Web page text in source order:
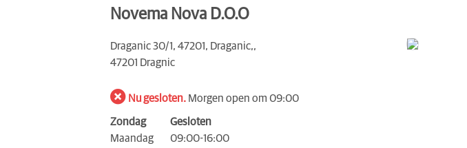
Novema Nova D.O.O
Draganic 30/1, 47201, Draganic,,
47201 Dragnic
Nu gesloten. Morgen open om 09:00
Zondag
Gesloten
Maandag
09:00-16:00